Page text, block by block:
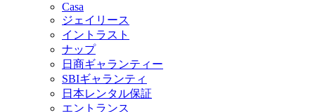
Casa
ジェイリース
イントラスト
ナップ
日商ギャランティー
SBIギャランティ
日本レンタル保証
エントランス